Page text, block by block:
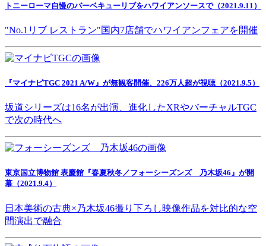
トニーローマ自慢のバーベキューリブをハワイアンソースで（2021.9.11）
"No.1リブ レストラン"国内7店舗でハワイアンフェアを開催
『マイナビTGC 2021 A/W』が無観客開催、226万人超が視聴（2021.9.5）
坂道シリーズは16名が出演、進化したXRやバーチャルTGC
で次の時代へ
東京国立博物館 表慶館『春夏秋冬／フォーシーズンズ 乃木坂46』が開
幕（2021.9.4）
日本美術の古典×乃木坂46撮り下ろし映像作品を対比的な空
間演出で融合